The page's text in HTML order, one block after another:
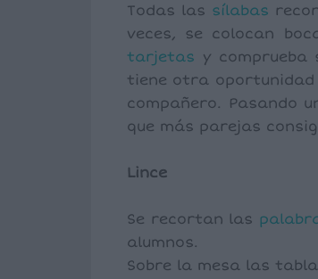
Todas las sílabas
veces, se colocan
tarjetas y
tiene otra
compañero. Pasando
que más parejas
Lince
Se recortan las
alumnos.
Sobre la mesa las